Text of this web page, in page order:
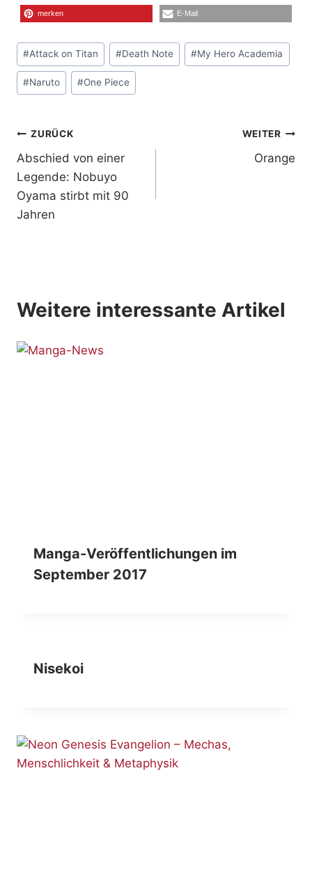
merken E-Mail
Schlagworte:
#Attack on Titan #Death Note #My Hero Academia
#Naruto #One Piece
Beitragsnavigation
ZURÜCK
Abschied von einer
Legende: Nobuyo
Oyama stirbt mit 90
Jahren
WEITER
Orange
Weitere interessante Artikel
Manga-Veröffentlichungen im
September 2017
Nisekoi